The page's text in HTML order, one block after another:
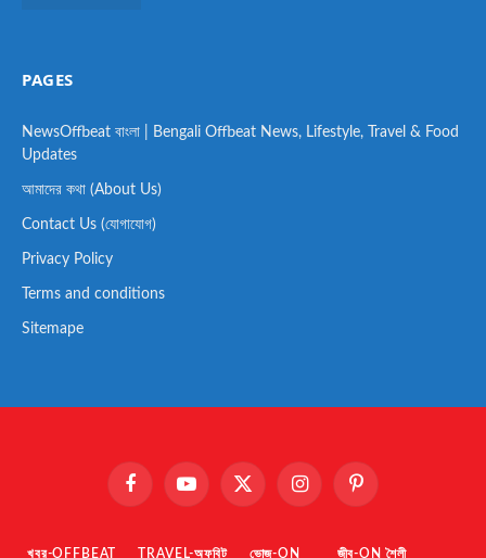
PAGES
NewsOffbeat বাংলা | Bengali Offbeat News, Lifestyle, Travel & Food
Updates
আমাদের কথা (About Us)
Contact Us (যোগাযোগ)
Privacy Policy
Terms and conditions
Sitemape
FacebookYouTube X
InstagramPinterest
খবর-OFFBEAT TRAVEL-অফবিট ভোজ-ON জীব-ON শৈলী